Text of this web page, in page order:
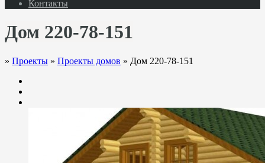
Контакты
Дом 220-78-151
» Проекты » Проекты домов » Дом 220-78-151